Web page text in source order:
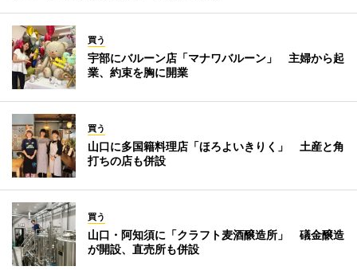
買う
宇部にバルーン店「マナワバルーン」 主婦から起
業、約束を胸に開業
買う
山口に多国籍料理店「ほろよいきりく」 土産と角
打ちの店も併設
買う
山口・阿知須に「クラフト麦酒醸造所」 礒金醸造
が開設、直売所も併設